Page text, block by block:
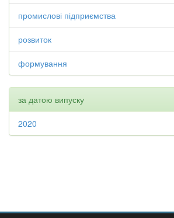
промислові підприємства
розвиток
формування
за датою випуску
2020